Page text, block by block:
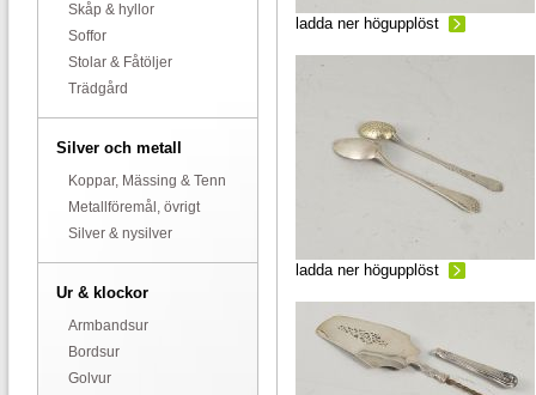
Skåp & hyllor
Soffor
Stolar & Fåtöljer
Trädgård
Silver och metall
Koppar, Mässing & Tenn
Metallföremål, övrigt
Silver & nysilver
Ur & klockor
Armbandsur
Bordsur
Golvur
ladda ner högupplöst
ladda ner högupplöst